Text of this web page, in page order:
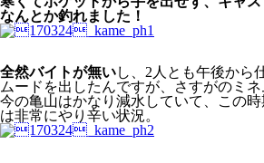
なんとか釣れました！
全然バイトが無いし、2人とも午後から
ムードを出したんですが、さすがのミネ
今の亀山はかなり減水していて、この
は非常にやり辛い状況。